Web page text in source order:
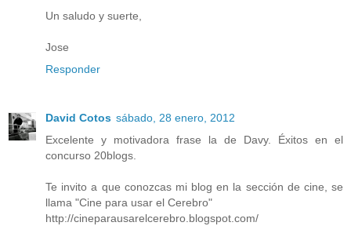
Un saludo y suerte,
Jose
Responder
David Cotos sábado, 28 enero, 2012
Excelente y motivadora frase la de Davy. Éxitos en el
concurso 20blogs.
Te invito a que conozcas mi blog en la sección de cine, se
llama "Cine para usar el Cerebro"
http://cineparausarelcerebro.blogspot.com/